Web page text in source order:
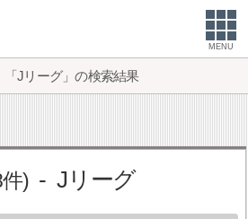
MENU
「Jリーグ」の検索結果
Jリーグ